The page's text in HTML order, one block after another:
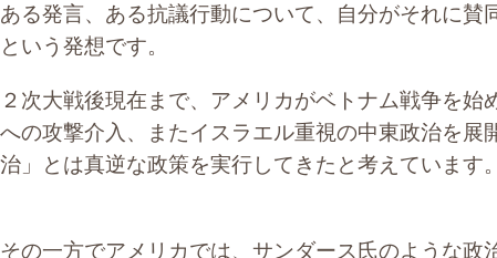
る発言、ある抗議行動について、自分がそれに賛
いう発想です。
次大戦後現在まで、アメリカがベトナム戦争を始
の攻撃介入、またイスラエル重視の中東政治を
」とは真逆な政策を実行してきたと考えていま
の一方でアメリカでは、サンダース氏のような政